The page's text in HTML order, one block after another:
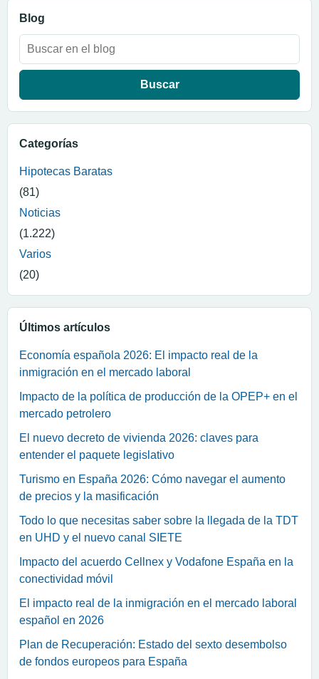
Blog
Buscar:
Categorías
Hipotecas Baratas
(81)
Noticias
(1.222)
Varios
(20)
Últimos artículos
Economía española 2026: El impacto real de la
inmigración en el mercado laboral
Impacto de la política de producción de la OPEP+ en el
mercado petrolero
El nuevo decreto de vivienda 2026: claves para
entender el paquete legislativo
Turismo en España 2026: Cómo navegar el aumento
de precios y la masificación
Todo lo que necesitas saber sobre la llegada de la TDT
en UHD y el nuevo canal SIETE
Impacto del acuerdo Cellnex y Vodafone España en la
conectividad móvil
El impacto real de la inmigración en el mercado laboral
español en 2026
Plan de Recuperación: Estado del sexto desembolso
de fondos europeos para España